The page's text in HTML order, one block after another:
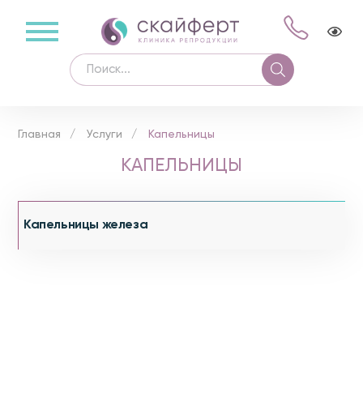
Главная Услуги Капельницы
КАПЕЛЬНИЦЫ
Капельницы железа